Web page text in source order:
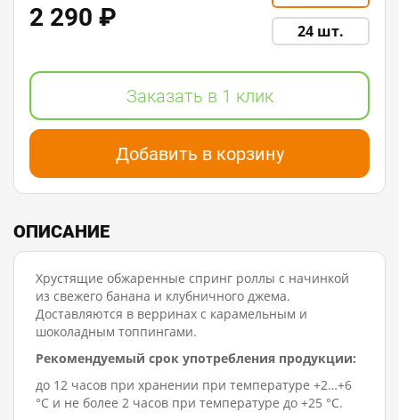
24 шт.
2 290 ₽
Заказать в 1 клик
Добавить в корзину
ОПИСАНИЕ
Хрустящие обжаренные спринг роллы с начинкой
из свежего банана и клубничного джема.
Доставляются в верринах с карамельным и
шоколадным топпингами.
Рекомендуемый срок употребления продукции:
до 12 часов при хранении при температуре +2…+6
°C и не более 2 часов при температуре до +25 °C.